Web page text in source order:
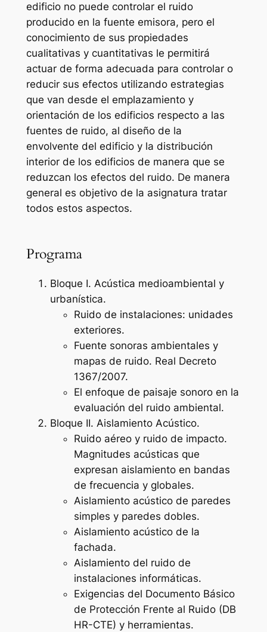
edificio no puede controlar el ruido
producido en la fuente emisora, pero el
conocimiento de sus propiedades
cualitativas y cuantitativas le permitirá
actuar de forma adecuada para controlar o
reducir sus efectos utilizando estrategias
que van desde el emplazamiento y
orientación de los edificios respecto a las
fuentes de ruido, al diseño de la
envolvente del edificio y la distribución
interior de los edificios de manera que se
reduzcan los efectos del ruido. De manera
general es objetivo de la asignatura tratar
todos estos aspectos.
Programa
Bloque I. Acústica medioambiental y
urbanística.
Ruido de instalaciones: unidades
exteriores.
Fuente sonoras ambientales y
mapas de ruido. Real Decreto
1367/2007.
El enfoque de paisaje sonoro en la
evaluación del ruido ambiental.
Bloque II. Aislamiento Acústico.
Ruido aéreo y ruido de impacto.
Magnitudes acústicas que
expresan aislamiento en bandas
de frecuencia y globales.
Aislamiento acústico de paredes
simples y paredes dobles.
Aislamiento acústico de la
fachada.
Aislamiento del ruido de
instalaciones informáticas.
Exigencias del Documento Básico
de Protección Frente al Ruido (DB
HR-CTE) y herramientas.